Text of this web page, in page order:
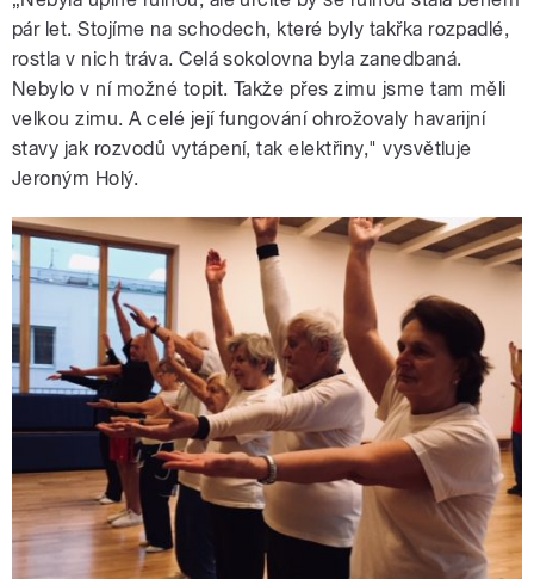
pár let. Stojíme na schodech, které byly takřka rozpadlé,
rostla v nich tráva. Celá sokolovna byla zanedbaná.
Nebylo v ní možné topit. Takže přes zimu jsme tam měli
velkou zimu. A celé její fungování ohrožovaly havarijní
stavy jak rozvodů vytápení, tak elektřiny," vysvětluje
Jeroným Holý.